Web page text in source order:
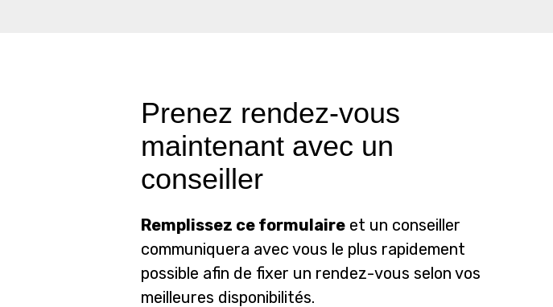
Prenez rendez-vous
maintenant avec un
conseiller
Remplissez ce formulaire et un conseiller
communiquera avec vous le plus rapidement
possible afin de fixer un rendez-vous selon vos
meilleures disponibilités.